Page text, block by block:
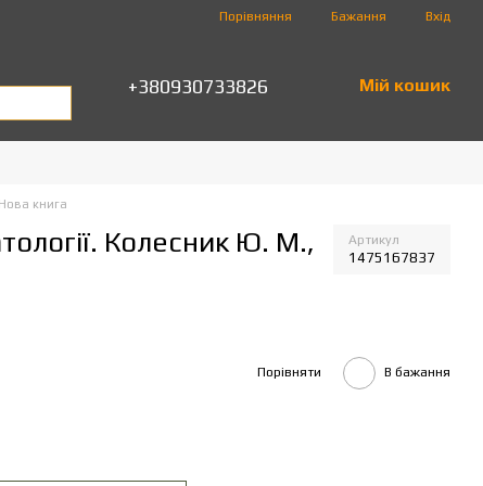
Порівняння Бажання Вхід
+380930733826 Мій кошик
книга
Колесник Ю. М.,
Артикул
1475167837
Порівняти В бажання